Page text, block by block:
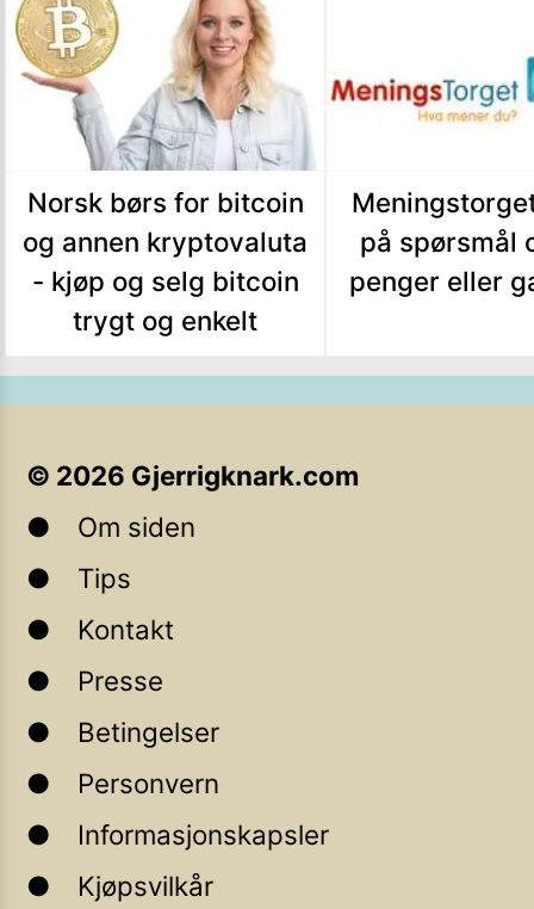
Norsk børs for bitcoin
og annen kryptovaluta
- kjøp og selg bitcoin
trygt og enkelt
på spørsmål
penger eller
© 2026 Gjerrigknark.com
Om siden
Tips
Kontakt
Presse
Betingelser
Personvern
Informasjonskapsler
Kjøpsvilkår